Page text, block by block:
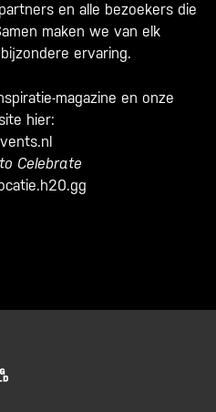
en alle bezoekers die
maken we van elk
ervaring.
magazine en onze
hier:
Celebrate